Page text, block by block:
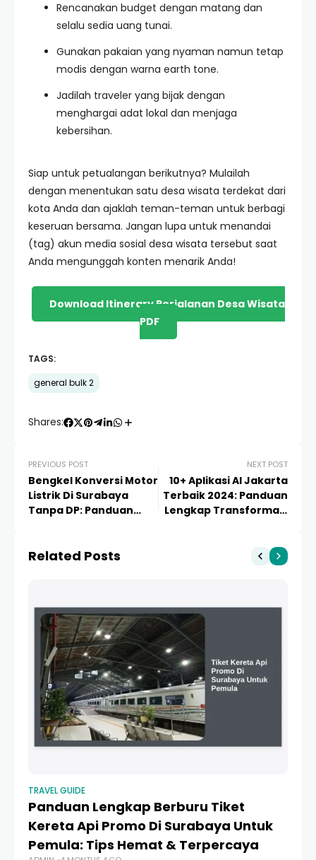
Rencanakan budget dengan matang dan
selalu sedia uang tunai.
Gunakan pakaian yang nyaman namun tetap
modis dengan warna earth tone.
Jadilah traveler yang bijak dengan
menghargai adat lokal dan menjaga
kebersihan.
Siap untuk petualangan berikutnya? Mulailah
dengan menentukan satu desa wisata terdekat dari
kota Anda dan ajaklah teman-teman untuk berbagi
keseruan bersama. Jangan lupa untuk menandai
(tag) akun media sosial desa wisata tersebut saat
Anda mengunggah konten menarik Anda!
Download Itinerary Perjalanan Desa Wisata
PDF
TAGS:
general bulk 2
Shares:
PREVIOUS POST
Bengkel Konversi Motor
Listrik Di Surabaya
Tanpa DP: Panduan
NEXT POST
10+ Aplikasi AI Jakarta
Terbaik 2024: Panduan
Lengkap Transformasi
Related Posts
TRAVEL GUIDE
Panduan Lengkap Berburu Tiket
Kereta Api Promo Di Surabaya Untuk
Pemula: Tips Hemat & Terpercaya